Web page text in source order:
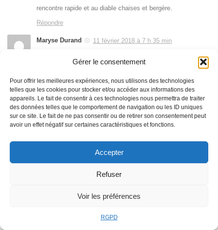
Gérer le consentement
Pour offrir les meilleures expériences, nous utilisons des technologies
telles que les cookies pour stocker et/ou accéder aux informations des
appareils. Le fait de consentir à ces technologies nous permettra de traiter
des données telles que le comportement de navigation ou les ID uniques
sur ce site. Le fait de ne pas consentir ou de retirer son consentement peut
avoir un effet négatif sur certaines caractéristiques et fonctions.
Accepter
Refuser
Voir les préférences
RGPD
rencontre rapide et au diable chaises et bergère.
Répondre
Maryse Durand
11 février 2018 à 7 h 35 min
collines et vivre en ville, mais il s’ennuyait déjà. Alors, il
remplaça ses chèvres par des chaises. Un troupeau de
chaises, qu’il menait paître dans les jardins publics. C’était
sans compter sur…… le gardien, qui voyait d’un mauvais œil
un troupeau, fut-il de chaises, brouter sa pelouse. Tonio, le
chevrier, eut beau lui expliquer qu’elles étaient tout-à-fait
Contrarié, il chercha une solution, et se mit un matin à
peindre ses chaises couleur vert prairie. A peine séchées, il
était bien grasse. Hélas, vert prairie n’est pas vert pelouse et